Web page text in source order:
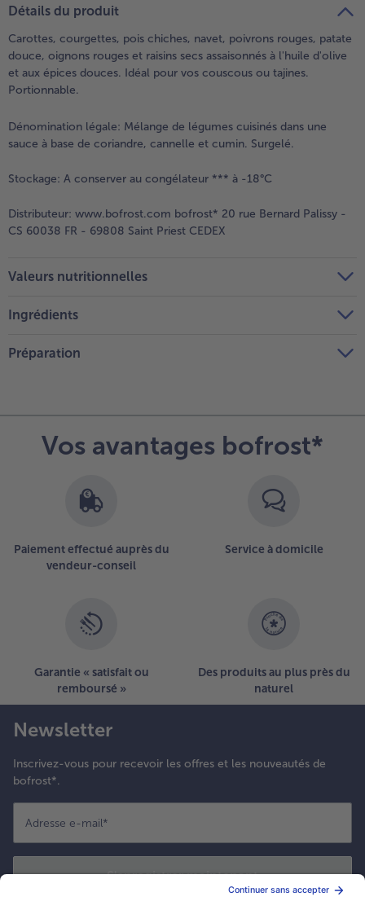
Détails du produit
Carottes, courgettes, pois chiches, navet, poivrons rouges, patate
douce, oignons rouges et raisins secs assaisonnés à l'huile d'olive
et aux épices douces. Idéal pour vos couscous ou tajines.
Portionnable.
Dénomination légale: Mélange de légumes cuisinés dans une
sauce à base de coriandre, cannelle et cumin. Surgelé.
Stockage: A conserver au congélateur *** à -18°C
Distributeur: www.bofrost.com bofrost* 20 rue Bernard Palissy -
CS 60038 FR - 69808 Saint Priest CEDEX
Valeurs nutritionnelles
Ingrédients
Préparation
Vos avantages bofrost*
Paiement effectué auprès du
vendeur-conseil
Service à domicile
Garantie « satisfait ou
remboursé »
Des produits au plus près du
naturel
Newsletter
Inscrivez-vous pour recevoir les offres et les nouveautés de
bofrost*.
Adresse e-mail*
S'enregistrer maintenant